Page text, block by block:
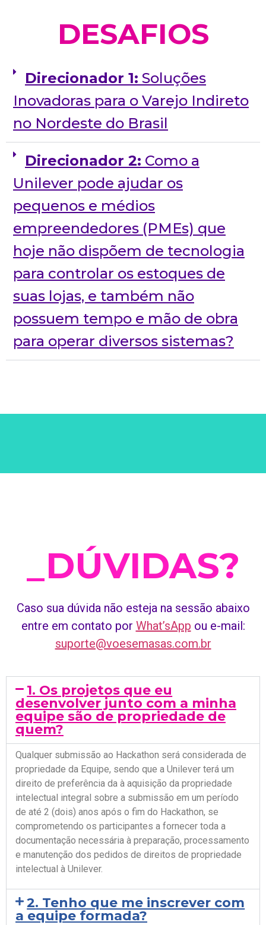
DESAFIOS
Direcionador 1: Soluções
Inovadoras para o Varejo Indireto
no Nordeste do Brasil
Direcionador 2: Como a
Unilever pode ajudar os
pequenos e médios
empreendedores (PMEs) que
hoje não dispõem de tecnologia
para controlar os estoques de
suas lojas, e também não
possuem tempo e mão de obra
para operar diversos sistemas?
DÚVIDAS?
Caso sua dúvida não esteja na sessão abaixo
entre em contato por What’sApp ou e-mail:
suporte@voesemasas.com.br
1. Os projetos que eu
desenvolver junto com a minha
equipe são de propriedade de
quem?
Qualquer submissão ao Hackathon será considerada de
propriedade da Equipe, sendo que a Unilever terá um
direito de preferência da à aquisição da propriedade
intelectual integral sobre a submissão em um período
de até 2 (dois) anos após o fim do Hackathon, se
comprometendo os participantes a fornecer toda a
documentação necessária à preparação, processamento
e manutenção dos pedidos de direitos de propriedade
intelectual à Unilever.
2. Tenho que me inscrever com
a equipe formada?